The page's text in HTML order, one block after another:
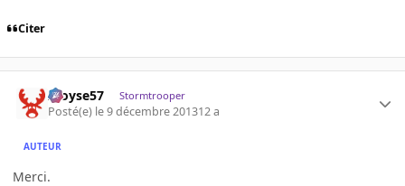
Citer
Aloyse57 Stormtrooper
Posté(e) le 9 décembre 201312 a
AUTEUR
Merci.